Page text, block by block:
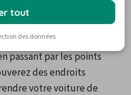
que vous soyez à la
pour la ville ou d'un
à la campagne. Des
passant par les points
des endroits
votre voiture de
tout
des données